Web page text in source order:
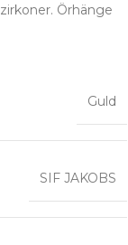
Örhänge
Guld
SIF JAKOBS